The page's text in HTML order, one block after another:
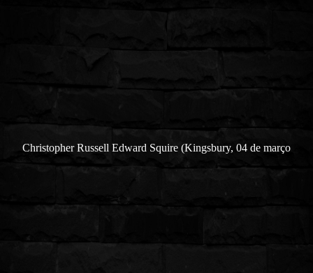
Christopher Russell Edward Squire (Kingsbury, 04 de março